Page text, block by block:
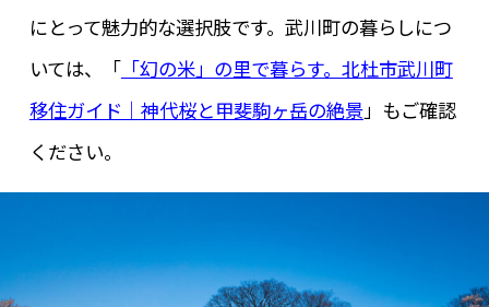
にとって魅力的な選択肢です。武川町の暮らしにつ
いては、「「幻の米」の里で暮らす。北杜市武川町
移住ガイド｜神代桜と甲斐駒ヶ岳の絶景」もご確認
ください。